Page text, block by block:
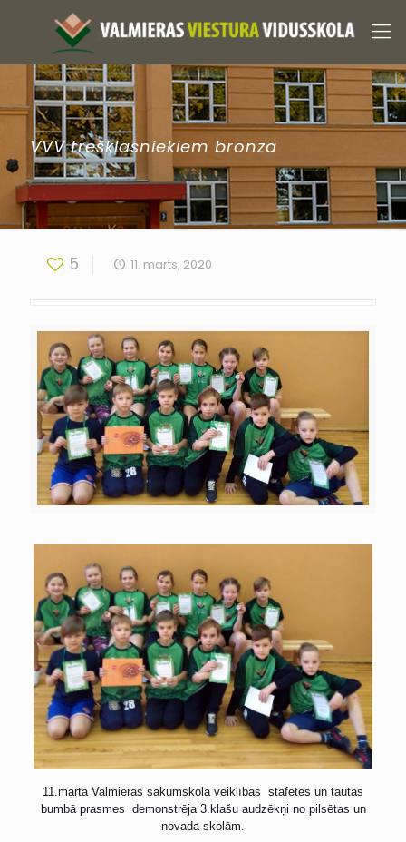
VVV trešklasniekiem bronza
5 11. marts, 2020
11.martā Valmieras sākumskolā veiklības stafetēs un tautas
bumbā prasmes demonstrēja 3.klašu audzēkņi no pilsētas un
novada skolām.